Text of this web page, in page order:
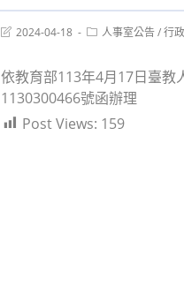
Post2024-04-18
Post人事室公告 / 行
依教育部113年4月17日臺教
1130300466號函辦理
Post Views: 159